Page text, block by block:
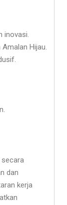
inovasi.
Hijau.
secara
dan
kerja